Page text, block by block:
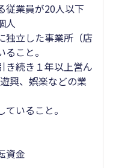
従業員が20人以下
人
独立した事業所（店
こと。
き続き１年以上営ん
興、娯楽などの業
ていること。
資金